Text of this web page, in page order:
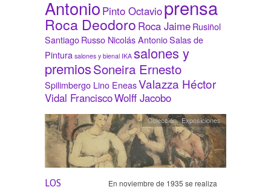
Antonio Pinto Octavioprensa
Roca Deodoro Roca JaimeRusiñol
SantiagoRusso Nicolás AntonioSalas de
Pintura salones y bienal IKA salones y
premiosSoneira Ernesto
Spilimbergo Lino EneasValazza Héctor
Vidal FranciscoWolff Jacobo
LOS
Colección,Exposiciones
En noviembre de 1935 se realiza